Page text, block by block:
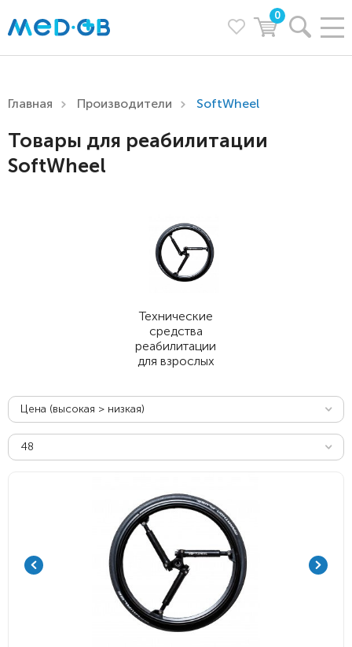
0
Главная Производители SoftWheel
Товары для реабилитации
SoftWheel
Технические
средства
реабилитации
для взрослых
Цена (высокая > низкая)
48